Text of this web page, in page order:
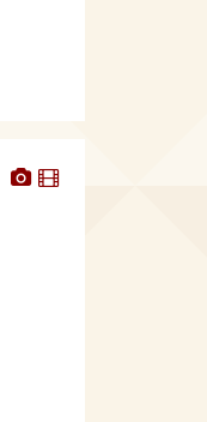
DieserDieser